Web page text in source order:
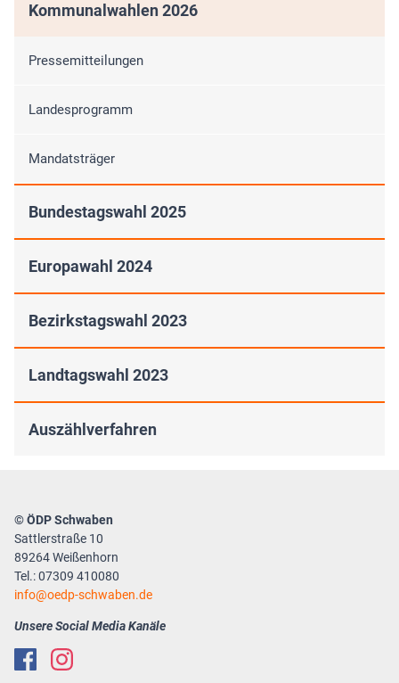
Kommunalwahlen 2026
Pressemitteilungen
Landesprogramm
Mandatsträger
Bundestagswahl 2025
Europawahl 2024
Bezirkstagswahl 2023
Landtagswahl 2023
Auszählverfahren
© ÖDP Schwaben
Sattlerstraße 10
89264 Weißenhorn
Tel.: 07309 410080
info
oedp-schwaben.de
Unsere Social Media Kanäle